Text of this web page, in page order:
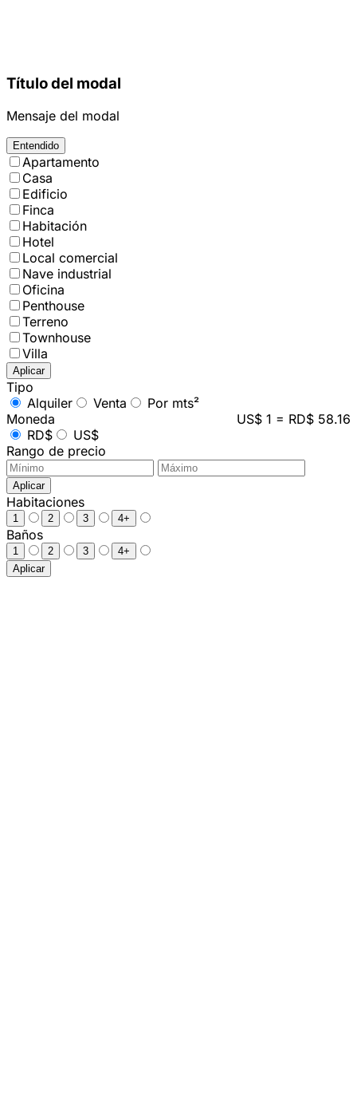
Título del modal
Mensaje del modal
Entendido
Apartamento
Casa
Edificio
Finca
Habitación
Hotel
Local comercial
Nave industrial
Oficina
Penthouse
Terreno
Townhouse
Villa
Aplicar
Tipo
Alquiler
Venta
Por mts²
Moneda
US$ 1 = RD$ 58.16
RD$
US$
Rango de precio
Aplicar
Habitaciones
1 2 3 4+
Baños
1 2 3
4+
Aplicar